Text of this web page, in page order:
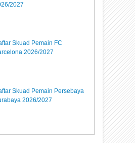
2027
Skuad Pemain FC
2026/2027
Skuad Pemain Persebaya
2026/2027